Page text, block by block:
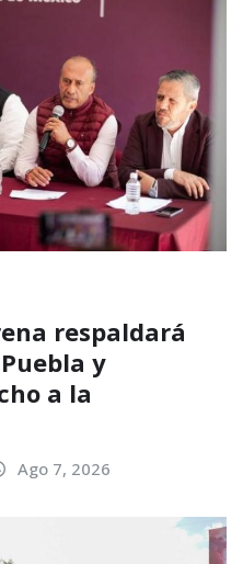
respaldará
y
a la
Ago 7, 2026